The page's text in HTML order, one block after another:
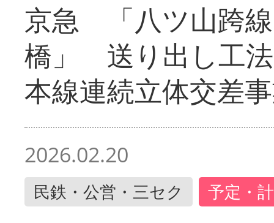
京急 「八ツ山跨
橋」 送り出し工
本線連続立体交差
2026.02.20
民鉄・公営・三セク 予定・